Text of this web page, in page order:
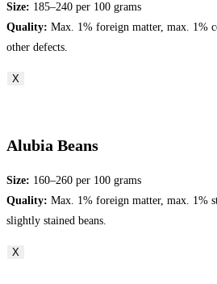
Size: 185–240 per 100 grams
Quality: Max. 1% foreign matter, max. 1%
other defects.
X
Alubia Beans
Size: 160–260 per 100 grams
Quality: Max. 1% foreign matter, max. 1%
slightly stained beans.
X